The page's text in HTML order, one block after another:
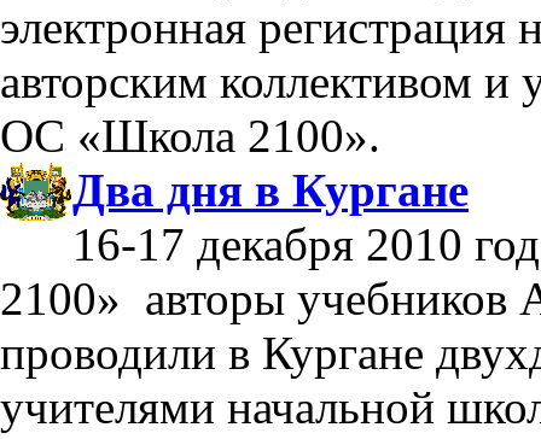
электронная
авторским коллективом
ОС «Школа 2100».
Два дня в Кургане
16-17 декабря 2010
2100» авторы
проводили в Кургане
учителями начальной